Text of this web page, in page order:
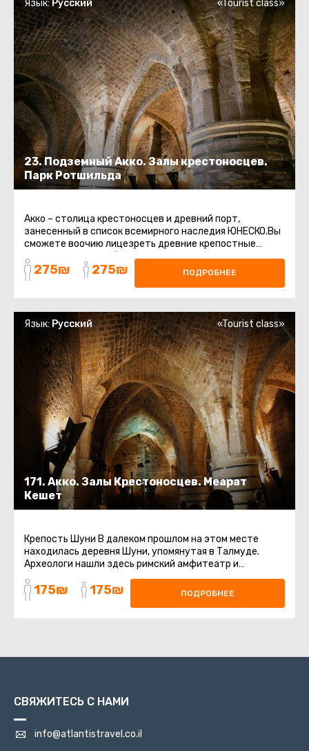
23. Подземный Акко. Залы крестоносцев.
Парк Ротшильда
Язык: Русский «Tourist class»
Акко – столица крестоносцев и древний порт,
занесенный в список всемирного наследия ЮНЕСКО.Вы
сможете воочию лицезреть древние крепостные
стены, восточный базар, старинные ...
275₪ 275₪ ПОДРОБНЕЕ
171. Акко. Залы Крестоносцев. Меарат
Кешет
Язык: Русский «Tourist class»
Крепость Шуни В далеком прошлом на этом месте
находилась деревня Шуни, упомянутая в Талмуде.
Археологи нашли здесь римский амфитеатр и
различные промышленные сооружения ...
175₪ 175₪ ПОДРОБНЕЕ
СВЯЖИТЕСЬ С НАМИ
info@atlantistravel.co.il